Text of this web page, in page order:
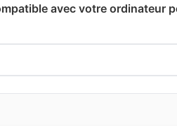
avec votre ordinateur